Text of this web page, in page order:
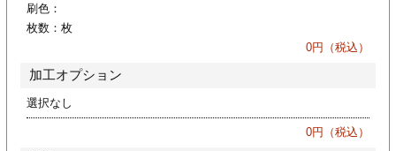
リーブ印刷
印刷
刷色：
枚数： 枚
0円（税込）
加工オプション
選択なし
0円（税込）